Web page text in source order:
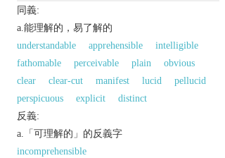
同義:
a.能理解的，易了解的
understandable
apprehensible
intelligible
fathomable
perceivable plain
obvious
clear
clear-cut manifest lucid
pellucid
perspicuous
explicit
distinct
反義:
a.「可理解的」的反義字
incomprehensible